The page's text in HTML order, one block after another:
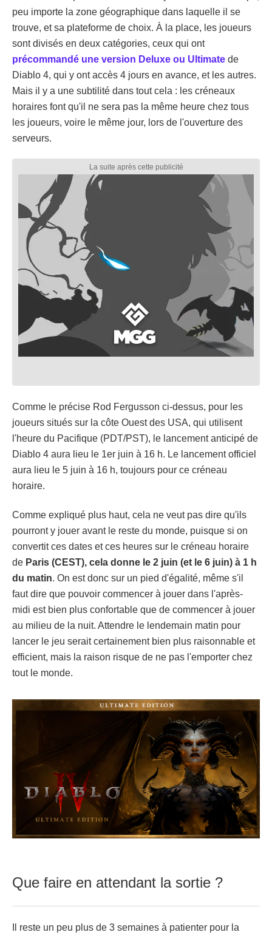
peu importe la zone géographique dans laquelle il se
trouve, et sa plateforme de choix. À la place, les joueurs
sont divisés en deux catégories, ceux qui ont
précommandé une version Deluxe ou Ultimate de
Diablo 4, qui y ont accès 4 jours en avance, et les autres.
Mais il y a une subtilité dans tout cela : les créneaux
horaires font qu'il ne sera pas la même heure chez tous
les joueurs, voire le même jour, lors de l'ouverture des
serveurs.
Comme le précise Rod Fergusson ci-dessus, pour les
joueurs situés sur la côte Ouest des USA, qui utilisent
l'heure du Pacifique (PDT/PST), le lancement anticipé de
Diablo 4 aura lieu le 1er juin à 16 h. Le lancement officiel
aura lieu le 5 juin à 16 h, toujours pour ce créneau
horaire.
Comme expliqué plus haut, cela ne veut pas dire qu'ils
pourront y jouer avant le reste du monde, puisque si on
convertit ces dates et ces heures sur le créneau horaire
de Paris (CEST), cela donne le 2 juin (et le 6 juin) à 1 h
du matin. On est donc sur un pied d'égalité, même s'il
faut dire que pouvoir commencer à jouer dans l'après-
midi est bien plus confortable que de commencer à jouer
au milieu de la nuit. Attendre le lendemain matin pour
lancer le jeu serait certainement bien plus raisonnable et
efficient, mais la raison risque de ne pas l'emporter chez
tout le monde.
Que faire en attendant la sortie ?
Il reste un peu plus de 3 semaines à patienter pour la